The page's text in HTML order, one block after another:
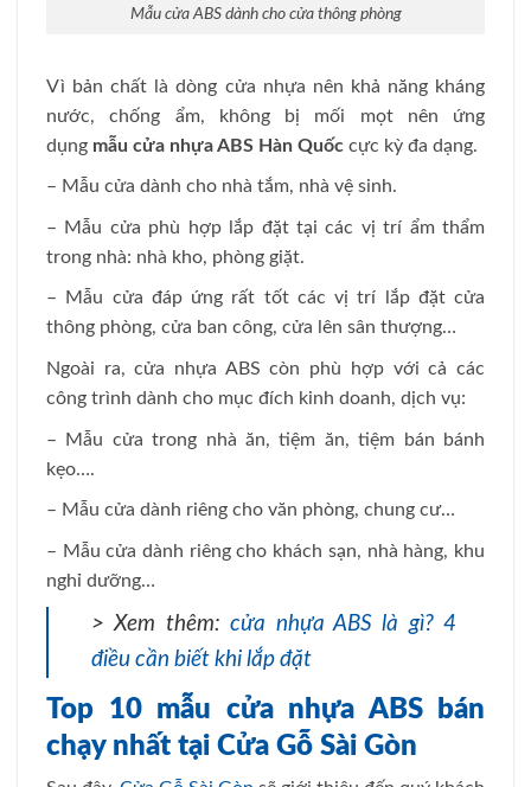
Mẫu cửa ABS dành cho cửa thông phòng
Vì bản chất là dòng cửa nhựa nên khả năng kháng
nước, chống ẩm, không bị mối mọt nên ứng
dụng mẫu cửa nhựa ABS Hàn Quốc cực kỳ đa dạng.
– Mẫu cửa dành cho nhà tắm, nhà vệ sinh.
– Mẫu cửa phù hợp lắp đặt tại các vị trí ẩm thẩm
trong nhà: nhà kho, phòng giặt.
– Mẫu cửa đáp ứng rất tốt các vị trí lắp đặt cửa
thông phòng, cửa ban công, cửa lên sân thượng…
Ngoài ra, cửa nhựa ABS còn phù hợp với cả các
công trình dành cho mục đích kinh doanh, dịch vụ:
– Mẫu cửa trong nhà ăn, tiệm ăn, tiệm bán bánh
kẹo….
– Mẫu cửa dành riêng cho văn phòng, chung cư…
– Mẫu cửa dành riêng cho khách sạn, nhà hàng, khu
nghỉ dưỡng…
> Xem thêm: cửa nhựa ABS là gì? 4
điều cần biết khi lắp đặt
Top 10 mẫu cửa nhựa ABS bán
chạy nhất tại Cửa Gỗ Sài Gòn